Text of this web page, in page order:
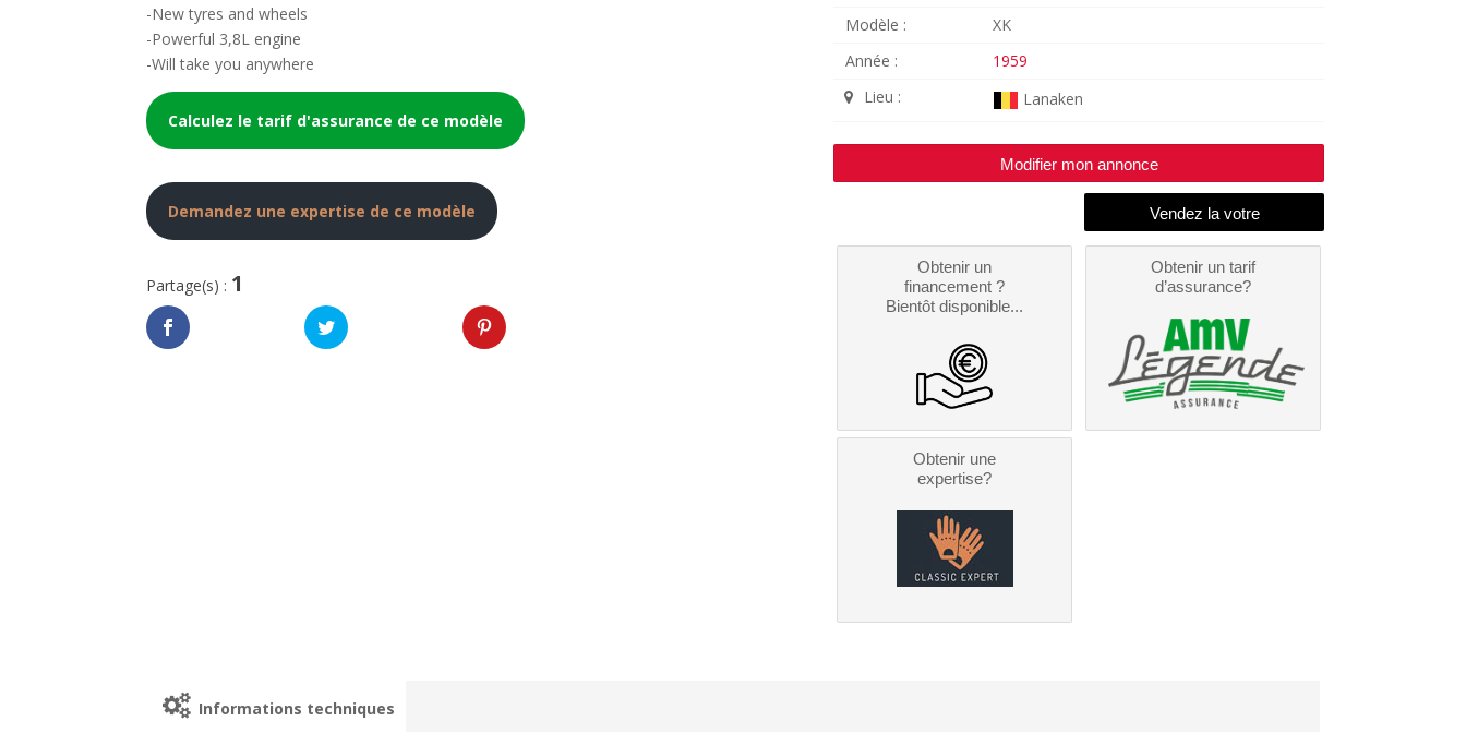
-New tyres and wheels
-Powerful 3,8L engine
-Will take you anywhere
Calculez le tarif d'assurance de ce modèle
Demandez une expertise de ce modèle
Partage(s) : 1
Modèle :
XK
Année :
1959
Lieu :
Lanaken
Modifier mon annonce
Obtenir un
financement ?
Bientôt disponible...
Obtenir un tarif
d’assurance?
Obtenir une
expertise?
Informations techniques